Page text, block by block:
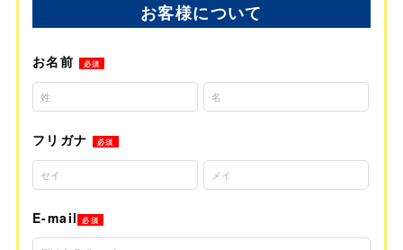
お客様について
お名前 必須
フリガナ 必須
E-mail 必須